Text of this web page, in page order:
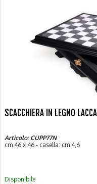
SCACCHIERA IN LEGNO
Articolo: CUPP77N
cm 46 x 46 - casella: cm 4,6
Disponibile